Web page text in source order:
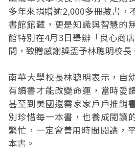
多年來捐贈逾2,000多冊藏書，
書館館藏，更是知識與智慧的
館特別在4月3日舉辦「良心商
間，致贈感謝獎盃予林聰明校長
南華大學校長林聰明表示，自
有讀書才能改變命運，當時愛
甚至到美國還需家家戶戶推銷
別珍惜每一本書，也養成閱讀
繁忙，一定會善用時間閱讀，
本書。